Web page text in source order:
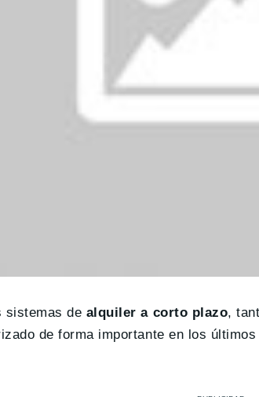
sistemas de alquiler a corto plazo,
de forma importante en los